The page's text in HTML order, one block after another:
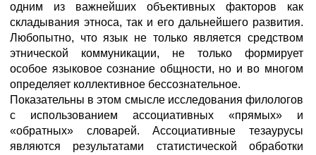
одним из важнейших объективных факторов как
складывания этноса, так и его дальнейшего развития.
Любопытно, что язык не только является средством
этнической коммуникации, не только формирует
особое языковое сознание общности, но и во многом
определяет коллективное бессознательное.
Показательны в этом смысле исследования филологов
с использованием ассоциативных «прямых» и
«обратных» словарей. Ассоциативные тезаурусы
являются результатами статистической обработки